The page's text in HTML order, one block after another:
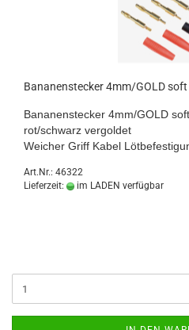
Bananenstecker 4mm/GOLD
Bananenstecker 4mm/GOLD
rot/schwarz vergoldet
Weicher Griff Kabel
Art.Nr.: 46322
Lieferzeit:
im LADEN verfügbar